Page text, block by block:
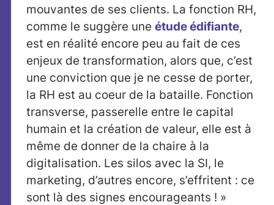
mouvantes de ses clients. La fonction RH,
comme le suggère une étude édifiante,
est en réalité encore peu au fait de ces
enjeux de transformation, alors que, c’est
une conviction que je ne cesse de porter,
la RH est au coeur de la bataille. Fonction
transverse, passerelle entre le capital
humain et la création de valeur, elle est à
même de donner de la chaire à la
digitalisation. Les silos avec la SI, le
marketing, d’autres encore, s’effritent : ce
sont là des signes encourageants ! »